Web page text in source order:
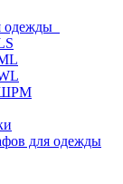
одежды
ШРМ
для одежды